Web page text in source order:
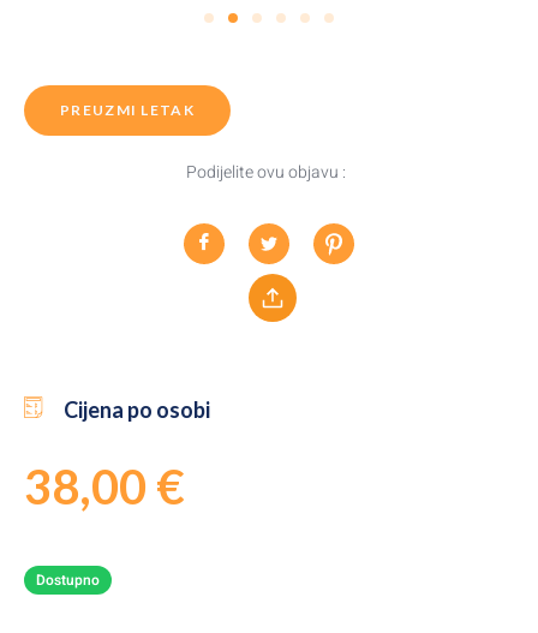
PREUZMI LETAK
Podijelite ovu objavu :
Cijena po osobi
38,00 €
Dostupno